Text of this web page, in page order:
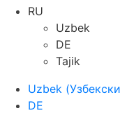
RU
Uzbek
DE
Tajik
Uzbek (
DE